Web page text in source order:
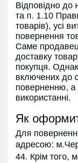
Відповідно
та п. 1.10
товарів), усі
повернення
Саме
доставку
покупця. Однак
включених до
поверненню, а
використанні.
Як
Для
адресою:
44. Крім того,